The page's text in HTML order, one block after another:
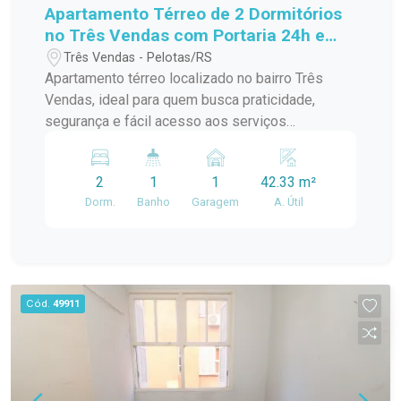
Apartamento Térreo de 2 Dormitórios
no Três Vendas com Portaria 24h e
Excelente Localização
Três Vendas - Pelotas/RS
Apartamento térreo localizado no bairro Três
Vendas, ideal para quem busca praticidade,
segurança e fácil acesso aos serviços
funcionais e boa distribuição interna, o imóvel
oferece conforto para a rotina familiar em um
condomínio com estrutura de lazer e segurança.
facilitando o acesso a comércios, alimentação e
demais conveniências da região. A localização
proporciona praticidade para deslocamentos e
maior comodidade no cotidiano. Descrição do
imóvel: Com 42,33m² de área privativa, o
2
Dorm.
1
Banho
1
Garagem
42.33 m²
A. Útil
Cód. 49911